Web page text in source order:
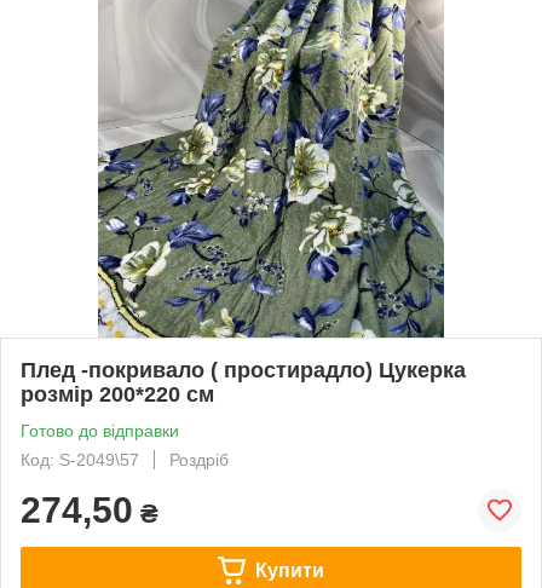
Плед -покривало ( простирадло) Цукерка
розмір 200*220 см
Готово до відправки
Код: S-2049\57
Роздріб
274,50 ₴
Купити